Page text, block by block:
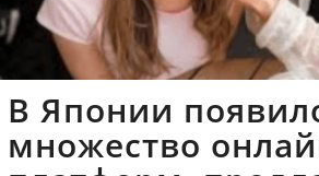
В Японии
множество